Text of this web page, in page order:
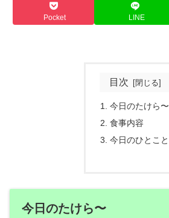
Pocket LINE
目次
今日のたけら〜
食事内容
今日のひとこと
今日のたけら〜